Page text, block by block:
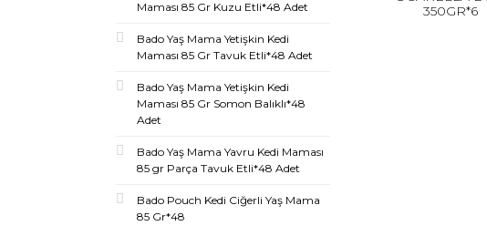
Maması 85 Gr Kuzu Etli*48 Adet
Bado Yaş Mama Yetişkin Kedi
Maması 85 Gr Tavuk Etli*48 Adet
Bado Yaş Mama Yetişkin Kedi
Maması 85 Gr Somon Balıklı*48
Adet
Bado Yaş Mama Yavru Kedi Maması
85 gr Parça Tavuk Etli*48 Adet
Bado Pouch Kedi Ciğerli Yaş Mama
85 Gr*48
350GR*6